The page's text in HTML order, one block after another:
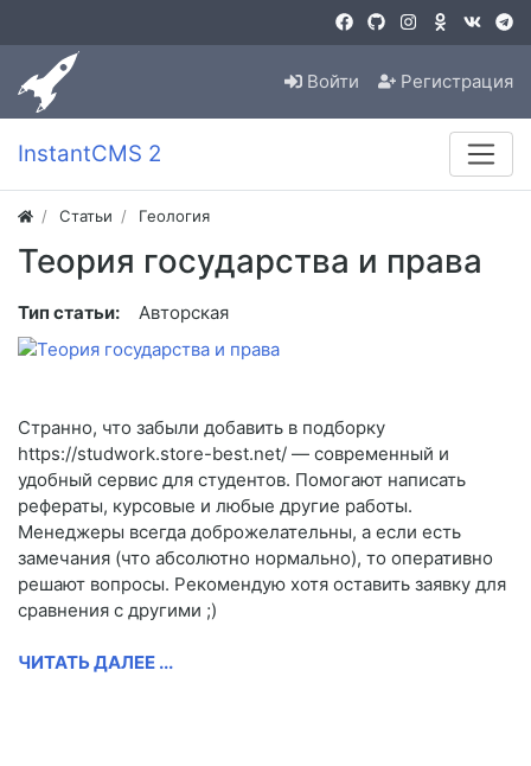
Войти Регистрация
InstantCMS 2
Статьи Геология
Теория государства и права
Тип статьи: Авторская
Странно, что забыли добавить в подборку
https://studwork.store-best.net/ — современный и
удобный сервис для студентов. Помогают написать
рефераты, курсовые и любые другие работы.
Менеджеры всегда доброжелательны, а если есть
замечания (что абсолютно нормально), то оперативно
решают вопросы. Рекомендую хотя оставить заявку для
сравнения с другими ;)
ЧИТАТЬ ДАЛЕЕ ...